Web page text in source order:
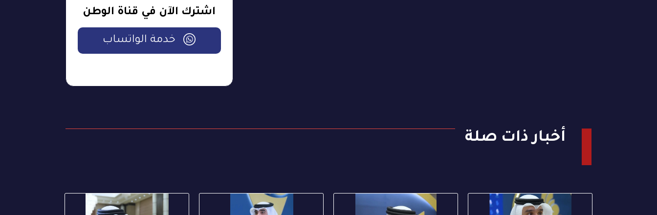
اشترك الآن في قناة الوطن
خدمة الواتساب
أخبار ذات صلة